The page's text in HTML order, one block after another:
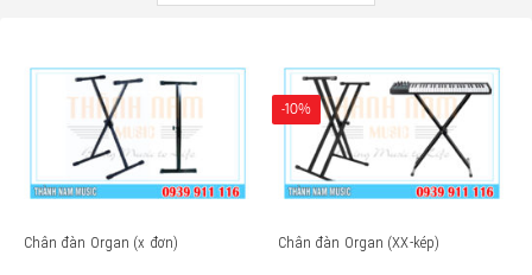
Chân đàn Organ (x đơn)
-10%
Chân đàn Organ (XX-kép)